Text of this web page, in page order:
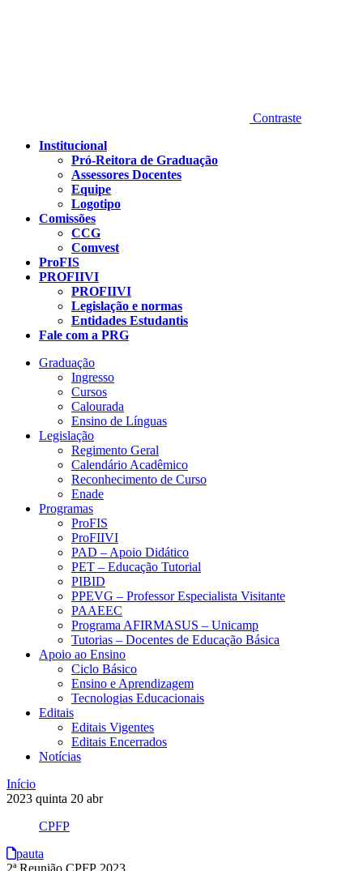
Contraste
Institucional
Pró-Reitora de Graduação
Assessores Docentes
Equipe
Logotipo
Comissões
CCG
Comvest
ProFIS
PROFIIVI
PROFIIVI
Legislação e normas
Entidades Estudantis
Fale com a PRG
Graduação
Ingresso
Cursos
Calourada
Ensino de Línguas
Legislação
Regimento Geral
Calendário Acadêmico
Reconhecimento de Curso
Enade
Programas
ProFIS
ProFIIVI
PAD – Apoio Didático
PET – Educação Tutorial
PIBID
PPEVG – Professor Especialista Visitante
PAAEEC
Programa AFIRMASUS – Unicamp
Tutorias – Docentes de Educação Básica
Apoio ao Ensino
Ciclo Básico
Ensino e Aprendizagem
Tecnologias Educacionais
Editais
Editais Vigentes
Editais Encerrados
Notícias
Início
2023 quinta 20 abr
CPFP
pauta
2ª Reunião CPFP 2023